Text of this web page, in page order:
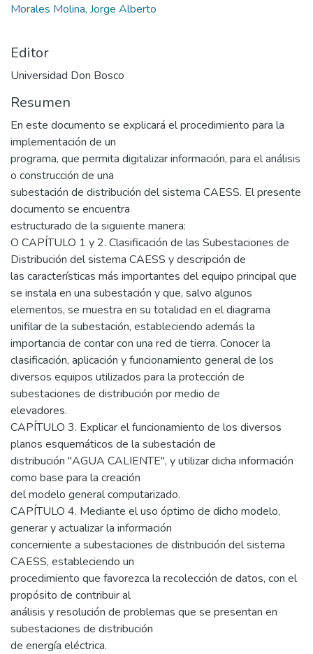
Morales Molina, Jorge Alberto
Editor
Universidad Don Bosco
Resumen
En este documento se explicará el procedimiento para la
implementación de un
programa, que permita digitalizar información, para el análisis
o construcción de una
subestación de distribución del sistema CAESS. El presente
documento se encuentra
estructurado de la siguiente manera:
O CAPÍTULO 1 y 2. Clasificación de las Subestaciones de
Distribución del sistema CAESS y descripción de
las características más importantes del equipo principal que
se instala en una subestación y que, salvo algunos
elementos, se muestra en su totalidad en el diagrama
unifilar de la subestación, estableciendo además la
importancia de contar con una red de tierra. Conocer la
clasificación, aplicación y funcionamiento general de los
diversos equipos utilizados para la protección de
subestaciones de distribución por medio de
elevadores.
CAPÍTULO 3. Explicar el funcionamiento de los diversos
planos esquemáticos de la subestación de
distribución "AGUA CALIENTE", y utilizar dicha información
como base para la creación
del modelo general computarizado.
CAPÍTULO 4. Mediante el uso óptimo de dicho modelo,
generar y actualizar la información
concerniente a subestaciones de distribución del sistema
CAESS, estableciendo un
procedimiento que favorezca la recolección de datos, con el
propósito de contribuir al
análisis y resolución de problemas que se presentan en
subestaciones de distribución
de energía eléctrica.